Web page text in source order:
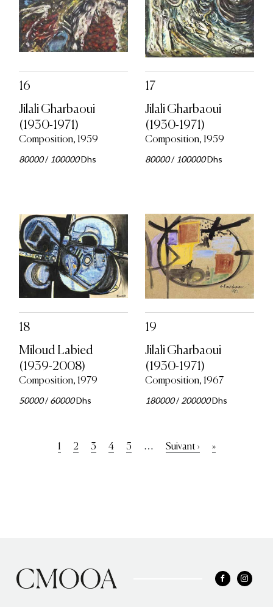
16
Jilali Gharbaoui
(1930-1971)
Composition, 1959
80000/ 100000Dhs
17
Jilali Gharbaoui
(1930-1971)
Composition, 1959
80000/ 100000Dhs
18
Miloud Labied
(1939-2008)
Composition, 1979
50000/60000Dhs
19
Jilali Gharbaoui
(1930-1971)
Composition, 1967
180000/200000Dhs
Page
1 Page
2 Page
3 Page
4 Page
5 …
Page
Suivant ›
Dernière
»